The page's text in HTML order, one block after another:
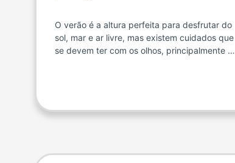
O verão é a altura perfeita para desfrutar do
sol, mar e ar livre, mas existem cuidados que
se devem ter com os olhos, principalmente …